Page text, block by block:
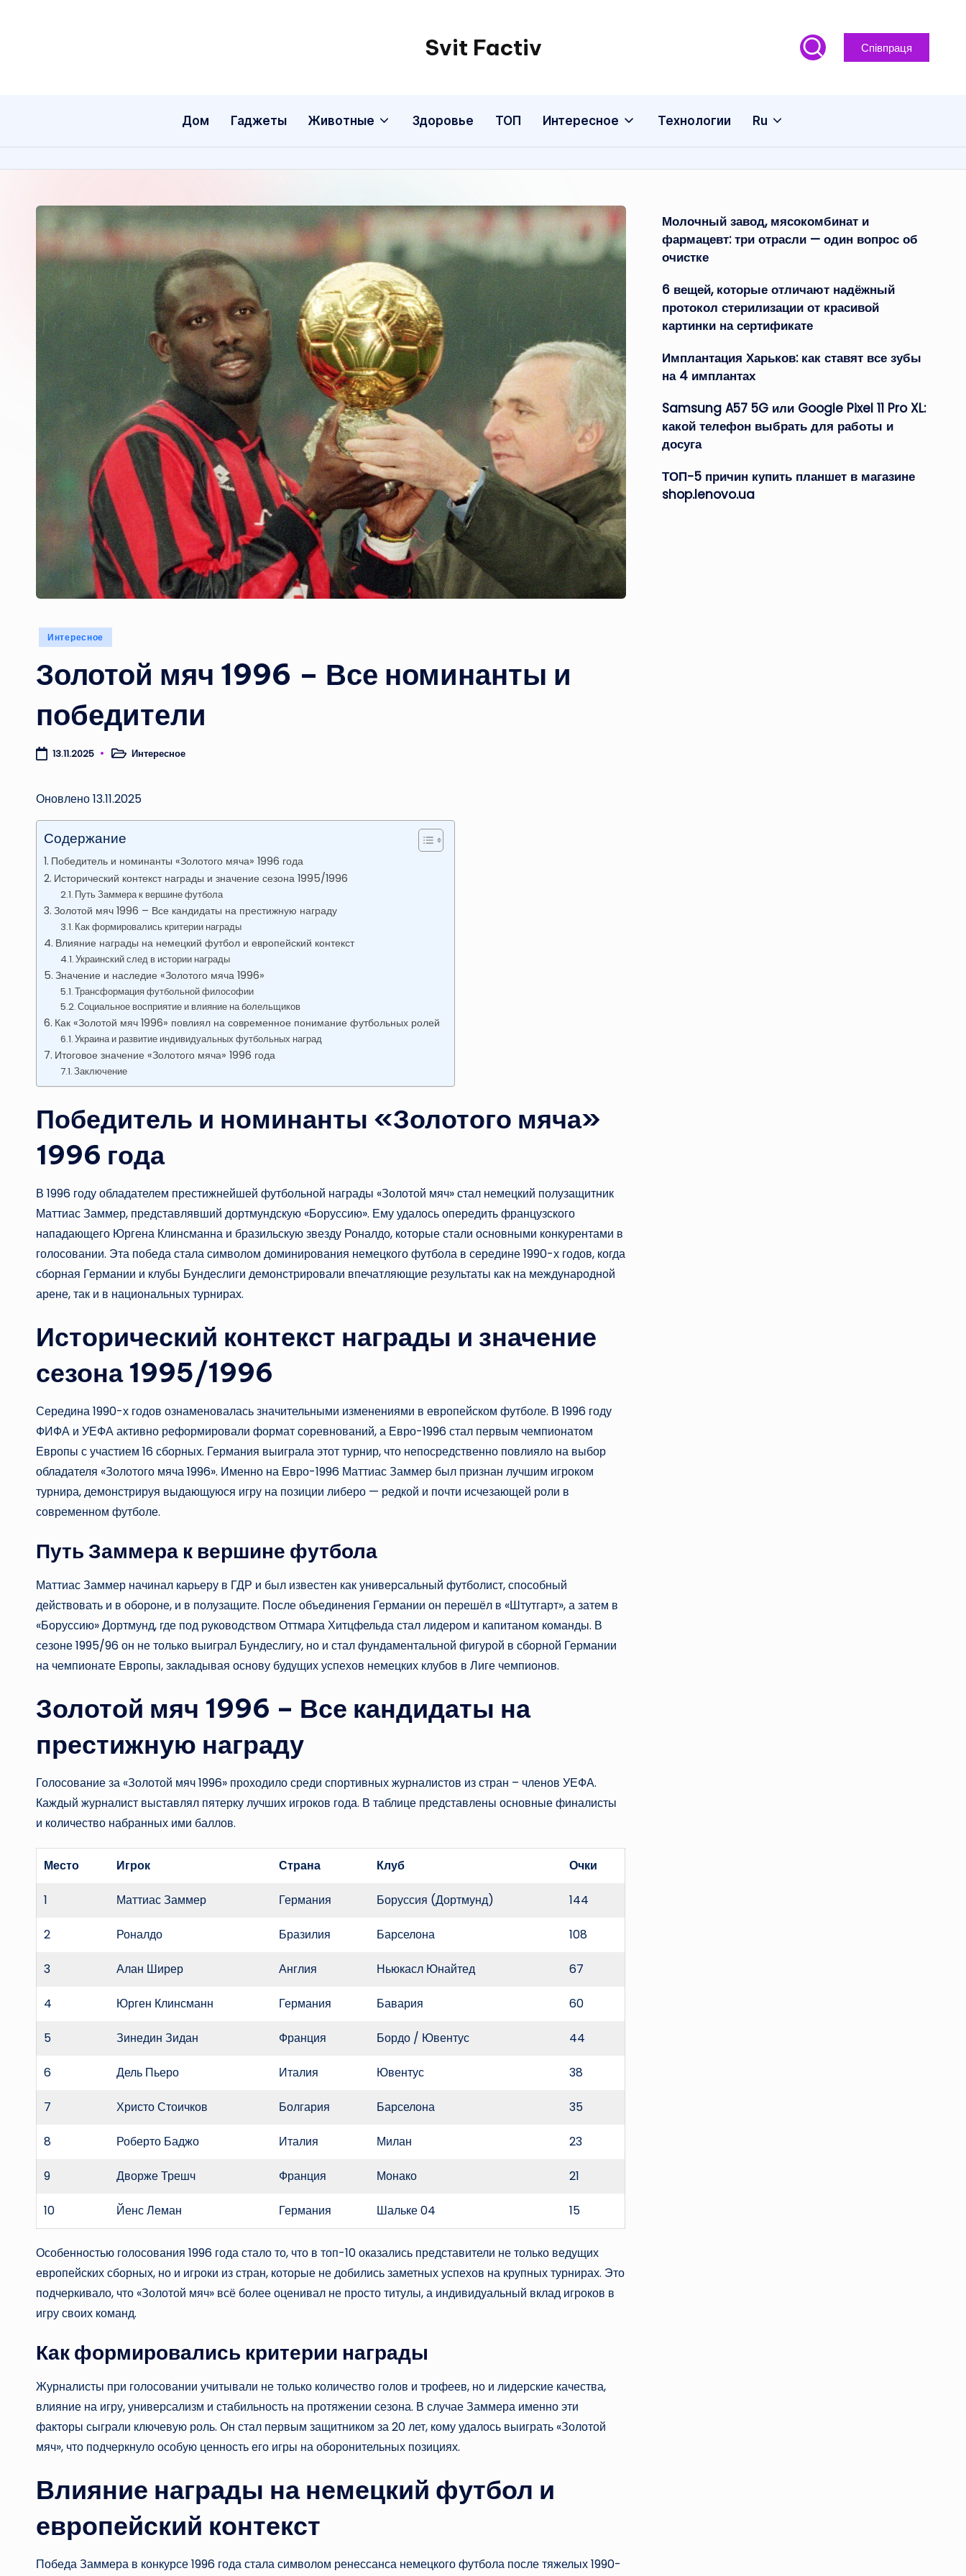
Svit Factiv Співпраця
Дом Гаджеты Животные Здоровье ТОП Интересное Технологии Ru
Опубликовано
Интересное
Золотой мяч 1996 – Все номинанты и
победители
13.11.2025 Опубликовано
Интересное
Оновлено 13.11.2025
Содержание
Победитель и номинанты «Золотого мяча» 1996 года
Исторический контекст награды и значение сезона 1995/1996
Путь Заммера к вершине футбола
Золотой мяч 1996 – Все кандидаты на престижную награду
Как формировались критерии награды
Влияние награды на немецкий футбол и европейский контекст
Украинский след в истории награды
Значение и наследие «Золотого мяча 1996»
Трансформация футбольной философии
Социальное восприятие и влияние на болельщиков
Как «Золотой мяч 1996» повлиял на современное понимание футбольных ролей
Украина и развитие индивидуальных футбольных наград
Итоговое значение «Золотого мяча» 1996 года
Заключение
Победитель и номинанты «Золотого мяча»
1996 года
В 1996 году обладателем престижнейшей футбольной награды «Золотой мяч» стал немецкий полузащитник
Маттиас Заммер, представлявший дортмундскую «Боруссию». Ему удалось опередить французского
нападающего Юргена Клинсманна и бразильскую звезду Роналдо, которые стали основными конкурентами в
голосовании. Эта победа стала символом доминирования немецкого футбола в середине 1990-х годов, когда
сборная Германии и клубы Бундеслиги демонстрировали впечатляющие результаты как на международной
арене, так и в национальных турнирах.
Исторический контекст награды и значение
сезона 1995/1996
Середина 1990-х годов ознаменовалась значительными изменениями в европейском футболе. В 1996 году
ФИФА и УЕФА активно реформировали формат соревнований, а Евро-1996 стал первым чемпионатом
Европы с участием 16 сборных. Германия выиграла этот турнир, что непосредственно повлияло на выбор
обладателя «Золотого мяча 1996». Именно на Евро-1996 Маттиас Заммер был признан лучшим игроком
турнира, демонстрируя выдающуюся игру на позиции либеро — редкой и почти исчезающей роли в
современном футболе.
Путь Заммера к вершине футбола
Маттиас Заммер начинал карьеру в ГДР и был известен как универсальный футболист, способный
действовать и в обороне, и в полузащите. После объединения Германии он перешёл в «Штутгарт», а затем в
«Боруссию» Дортмунд, где под руководством Оттмара Хитцфельда стал лидером и капитаном команды. В
сезоне 1995/96 он не только выиграл Бундеслигу, но и стал фундаментальной фигурой в сборной Германии
на чемпионате Европы, закладывая основу будущих успехов немецких клубов в Лиге чемпионов.
Золотой мяч 1996 – Все кандидаты на
престижную награду
Голосование за «Золотой мяч 1996» проходило среди спортивных журналистов из стран – членов УЕФА.
Каждый журналист выставлял пятерку лучших игроков года. В таблице представлены основные финалисты
и количество набранных ими баллов.
Место Игрок Страна Клуб Очки
1 Маттиас Заммер Германия Боруссия (Дортмунд) 144
2 Роналдо Бразилия Барселона 108
3 Алан Ширер Англия Ньюкасл Юнайтед 67
4 Юрген Клинсманн Германия Бавария 60
5 Зинедин Зидан Франция Бордо / Ювентус 44
6 Дель Пьеро Италия Ювентус 38
7 Христо Стоичков Болгария Барселона 35
8 Роберто Баджо Италия Милан 23
9 Дворже Трешч Франция Монако 21
10 Йенс Леман Германия Шальке 04 15
Особенностью голосования 1996 года стало то, что в топ-10 оказались представители не только ведущих
европейских сборных, но и игроки из стран, которые не добились заметных успехов на крупных турнирах. Это
подчеркивало, что «Золотой мяч» всё более оценивал не просто титулы, а индивидуальный вклад игроков в
игру своих команд.
Как формировались критерии награды
Журналисты при голосовании учитывали не только количество голов и трофеев, но и лидерские качества,
влияние на игру, универсализм и стабильность на протяжении сезона. В случае Заммера именно эти
факторы сыграли ключевую роль. Он стал первым защитником за 20 лет, кому удалось выиграть «Золотой
мяч», что подчеркнуло особую ценность его игры на оборонительных позициях.
Влияние награды на немецкий футбол и
европейский контекст
Победа Заммера в конкурсе 1996 года стала символом ренессанса немецкого футбола после тяжелых 1990-
Молочный завод, мясокомбинат и
фармацевт: три отрасли — один вопрос об
очистке
6 вещей, которые отличают надёжный
протокол стерилизации от красивой
картинки на сертификате
Имплантация Харьков: как ставят все зубы
на 4 имплантах
Samsung A57 5G или Google Pixel 11 Pro XL:
какой телефон выбрать для работы и
досуга
ТОП-5 причин купить планшет в магазине
shop.lenovo.ua